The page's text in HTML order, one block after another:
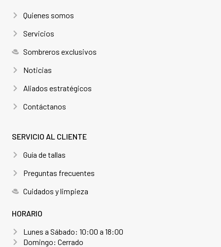
Quienes somos
Servicios
Sombreros exclusivos
Noticias
Aliados estratégicos
Contáctanos
SERVICIO AL CLIENTE
Guía de tallas
Preguntas frecuentes
Cuidados y limpieza
HORARIO
Lunes a Sábado: 10:00 a 18:00
Domingo: Cerrado